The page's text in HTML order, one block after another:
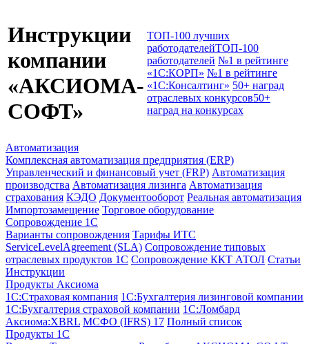
Инструкции
компании
«АКСИОМА-
СОФТ»
ТОП-100 лучших
работодателейТОП-100
работодателей №1 в рейтинге
«1С:КОРП» №1 в рейтинге
«1С:Консалтинг» 50+ наград
отраслевых конкурсов50+
наград на конкурсах
Автоматизация
Комплексная автоматизация предприятия (ERP)
Управленческий и финансовый учет (FRP) Автоматизация
производства Автоматизация лизинга Автоматизация
страхования КЭДО Документооборот Реальная автоматизация
Импортозамещение Торговое оборудование
Сопровождение 1С
Варианты сопровождения Тарифы ИТС
ServiceLevelAgreement (SLA) Сопровождение типовых
отраслевых продуктов 1С Сопровождение ККТ АТОЛ Статьи
Инструкции
Продукты Аксиома
1С:Страховая компания 1С:Бухгалтерия лизинговой компании
1С:Бухгалтерия страховой компании 1С:Ломбард
Аксиома:XBRL МСФО (IFRS) 17 Полный список
Продукты 1С